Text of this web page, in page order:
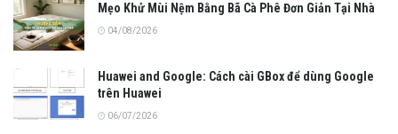
Mẹo Khử Mùi Nệm Bằng Bã Cà Phê Đơn Giản Tại Nhà
04/08/2026
Huawei and Google: Cách cài GBox để dùng Google
trên Huawei
06/07/2026